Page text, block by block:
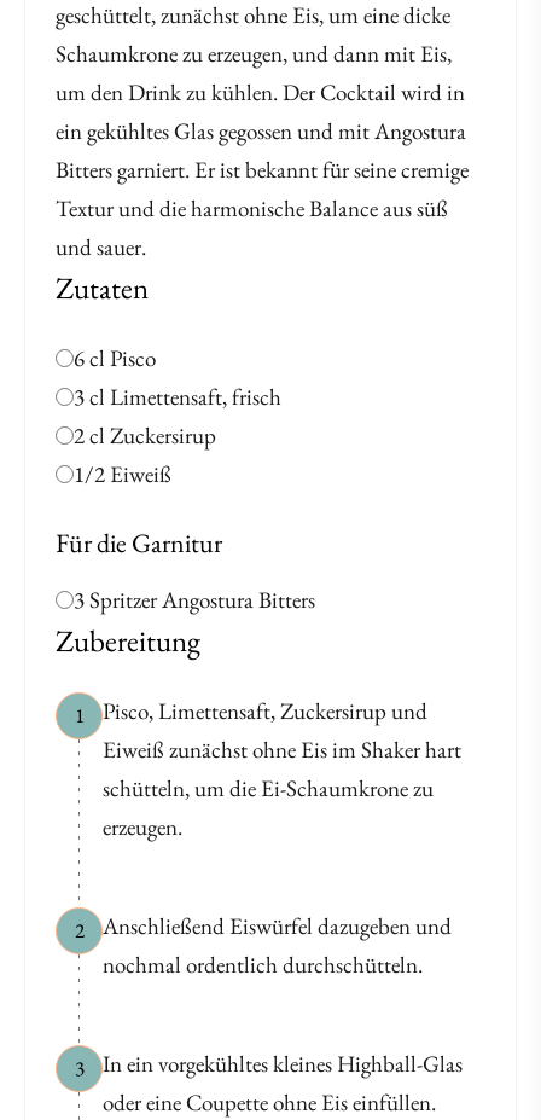
geschüttelt, zunächst ohne Eis, um eine dicke
Schaumkrone zu erzeugen, und dann mit Eis,
um den Drink zu kühlen. Der Cocktail wird in
ein gekühltes Glas gegossen und mit Angostura
Bitters garniert. Er ist bekannt für seine cremige
Textur und die harmonische Balance aus süß
und sauer.
Zutaten
6 cl Pisco
3 cl Limettensaft, frisch
2 cl Zuckersirup
1/2 Eiweiß
Für die Garnitur
3 Spritzer Angostura Bitters
Zubereitung
1
Pisco, Limettensaft, Zuckersirup und
Eiweiß zunächst ohne Eis im Shaker hart
schütteln, um die Ei-Schaumkrone zu
erzeugen.
2
Anschließend Eiswürfel dazugeben und
nochmal ordentlich durchschütteln.
3
In ein vorgekühltes kleines Highball-Glas
oder eine Coupette ohne Eis einfüllen.